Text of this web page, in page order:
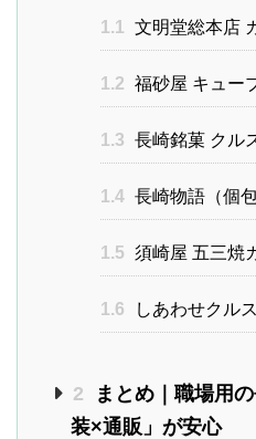
1.1 文明堂総本店
1.2 福砂屋 キュー
1.3 長崎銘菓 クル
1.4 長崎物語（個
1.5 須崎屋 五三焼
1.6 しあわせクル
2
まとめ｜職場用
装×通販」が安心